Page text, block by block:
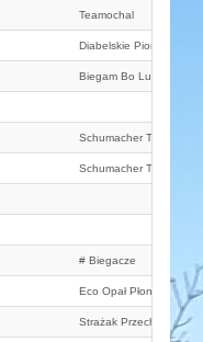
Teamochal
Diabelskie Pioruny
Biegam Bo Lubię
Schumacher Team
Schumacher Team
# Biegacze
Eco Opał Płonne
Strażak Przechowo